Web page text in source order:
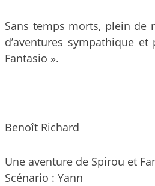
Sans temps morts, plein de
d’aventures sympathique
Fantasio ».
Benoît Richard
Une aventure de Spirou et
Scénario : Yann